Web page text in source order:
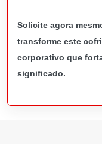
Solicite agora
transforme este
corporativo que
significado.